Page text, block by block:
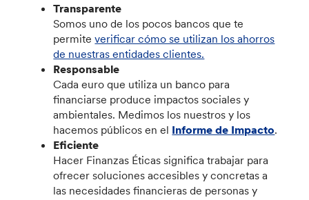
Transparente
Somos uno de los pocos bancos que te
permiteverificar cómo se utilizan los ahorros
de nuestras entidades clientes.
Responsable
Cada euro que utiliza un banco para
financiarse produce impactos sociales y
ambientales. Medimos los nuestros y los
hacemos públicos en el Informe de Impacto.
Eficiente
Hacer Finanzas Éticas significa trabajar para
ofrecer soluciones accesibles y concretas a
las necesidades financieras de personas y